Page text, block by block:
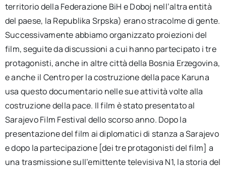
territorio della Federazione BiH e Doboj nell’altra entità
del paese, la Republika Srpska) erano stracolme di gente.
Successivamente abbiamo organizzato proiezioni del
film, seguite da discussioni a cui hanno partecipato i tre
protagonisti, anche in altre città della Bosnia Erzegovina,
e anche il Centro per la costruzione della pace Karuna
usa questo documentario nelle sue attività volte alla
costruzione della pace. Il film è stato presentato al
Sarajevo Film Festival dello scorso anno. Dopo la
presentazione del film ai diplomatici di stanza a Sarajevo
e dopo la partecipazione [dei tre protagonisti del film] a
una trasmissione sull’emittente televisiva N1, la storia del